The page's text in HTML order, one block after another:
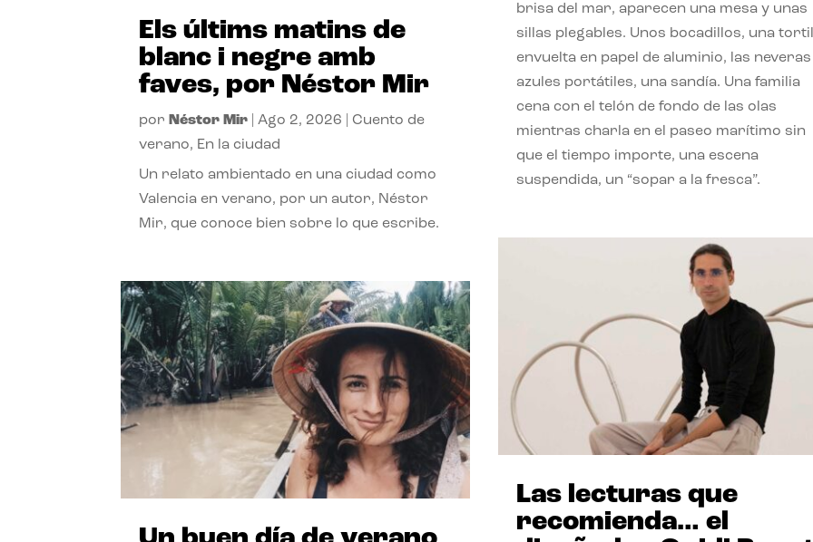
Els últims matins de
blanc i negre amb
faves, por Néstor Mir
por Néstor Mir |Ago 2, 2026 |Cuento de
verano, En la ciudad
Un relato ambientado en una ciudad como
Valencia en verano, por un autor, Néstor
Mir, que conoce bien sobre lo que escribe.
brisa del mar, aparecen una mesa y unas
sillas plegables. Unos bocadillos, una
envuelta en papel de aluminio, las neveras
azules portátiles, una sandía. Una familia
cena con el telón de fondo de las olas
mientras charla en el paseo marítimo sin
que el tiempo importe, una escena
suspendida, un “sopar a la fresca”.
Las lecturas que
recomienda… el